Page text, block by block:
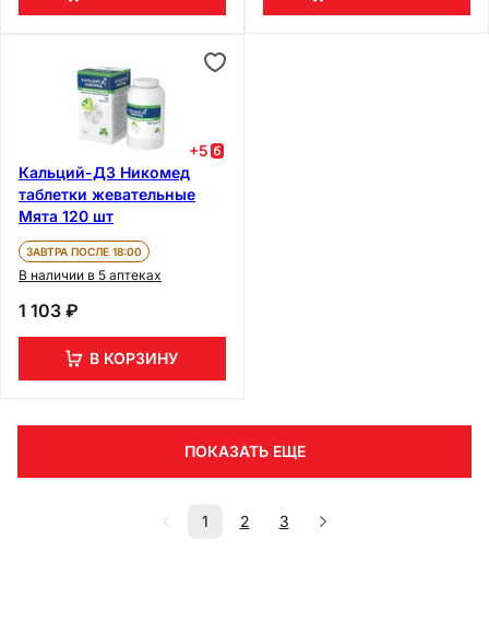
+5
Кальций-Д3 Никомед
таблетки жевательные
Мята 120 шт
ЗАВТРА ПОСЛЕ 18:00
В наличии в 5 аптеках
1 103 ₽
В КОРЗИНУ
ПОКАЗАТЬ ЕЩЕ
1 2 3